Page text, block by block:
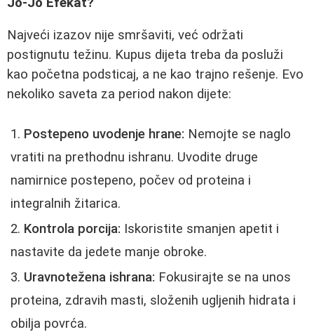
Najveći izazov nije smršaviti, već održati
postignutu težinu. Kupus dijeta treba da posluži
kao početna podsticaj, a ne kao trajno rešenje. Evo
nekoliko saveta za period nakon dijete:
Postepeno uvodenje hrane: Nemojte se naglo
vratiti na prethodnu ishranu. Uvodite druge
namirnice postepeno, počev od proteina i
integralnih žitarica.
Kontrola porcija: Iskoristite smanjen apetit i
nastavite da jedete manje obroke.
Uravnotežena ishrana: Fokusirajte se na unos
proteina, zdravih masti, složenih ugljenih hidrata i
obilja povrća.